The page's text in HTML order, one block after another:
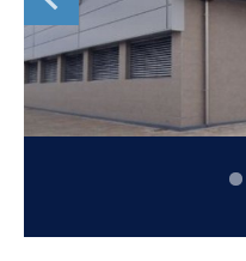
Sweden
Switzerland
United Kingdom